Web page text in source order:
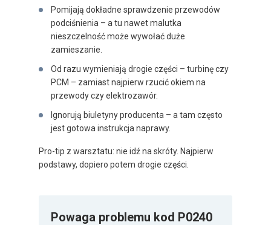
Pomijają dokładne sprawdzenie przewodów
podciśnienia – a tu nawet malutka
nieszczelność może wywołać duże
zamieszanie.
Od razu wymieniają drogie części – turbinę czy
PCM – zamiast najpierw rzucić okiem na
przewody czy elektrozawór.
Ignorują biuletyny producenta – a tam często
jest gotowa instrukcja naprawy.
Pro-tip z warsztatu: nie idź na skróty. Najpierw
podstawy, dopiero potem drogie części.
Powaga problemu kod P0240